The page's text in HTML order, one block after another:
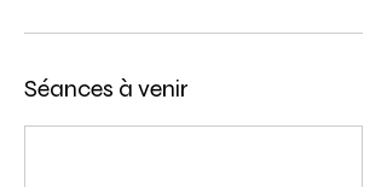
Séances à venir